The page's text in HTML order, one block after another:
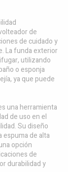
de
de cuidado y
La funda exterior
utilizando
o esponja
ya que puede
una herramienta
de uso en el
Su diseño
espuma de alta
opción
de
durabilidad y